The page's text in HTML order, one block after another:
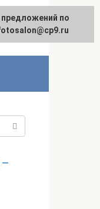
—
по